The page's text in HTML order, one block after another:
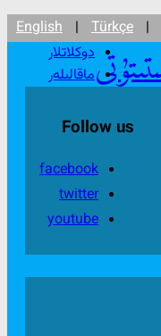
|
English | Türkçe
Follow us
facebook
twitter
youtube
دوكلاتلار
ماقالىلەر